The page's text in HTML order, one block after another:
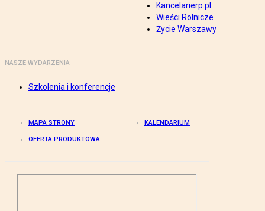
Kancelarierp.pl
Wieści Rolnicze
Życie Warszawy
NASZE WYDARZENIA
Szkolenia i konferencje
MAPA STRONY KALENDARIUM
OFERTA PRODUKTOWA